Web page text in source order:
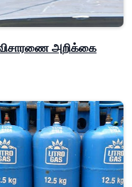
அறிக்கை